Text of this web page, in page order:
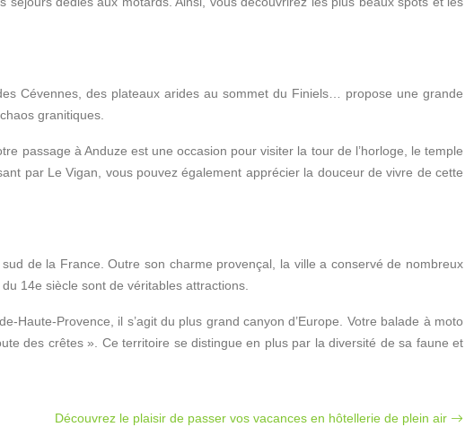
Cévennes, des plateaux arides au sommet du Finiels… propose une grande
granitiques.
passage à Anduze est une occasion pour visiter la tour de l’horloge, le temple
par Le Vigan, vous pouvez également apprécier la douceur de vivre de cette
de la France. Outre son charme provençal, la ville a conservé de nombreux
14e siècle sont de véritables attractions.
Provence, il s’agit du plus grand canyon d’Europe. Votre balade à moto
des crêtes ». Ce territoire se distingue en plus par la diversité de sa faune et
Découvrez le plaisir de passer vos vacances en hôtellerie de plein air